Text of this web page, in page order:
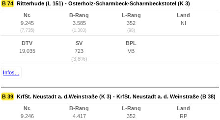
B 74 Ritterhude (L 151) - Osterholz-Scharmbeck-Scharmbeckstotel (K 3)
Nr.
9.245
(7.735)
B-Rang
3.585
(1.303)
L-Rang
352
(98)
Land
NI
DTV
19.035
SV
723
(3,8%)
BPL
VB
Infos...
B 39 KrfSt. Neustadt a. d.Weinstraße (K 3) - KrfSt. Neustadt a. d. Weinstraße (B 38)
Nr.
9.246
B-Rang
4.417
L-Rang
352
Land
RP